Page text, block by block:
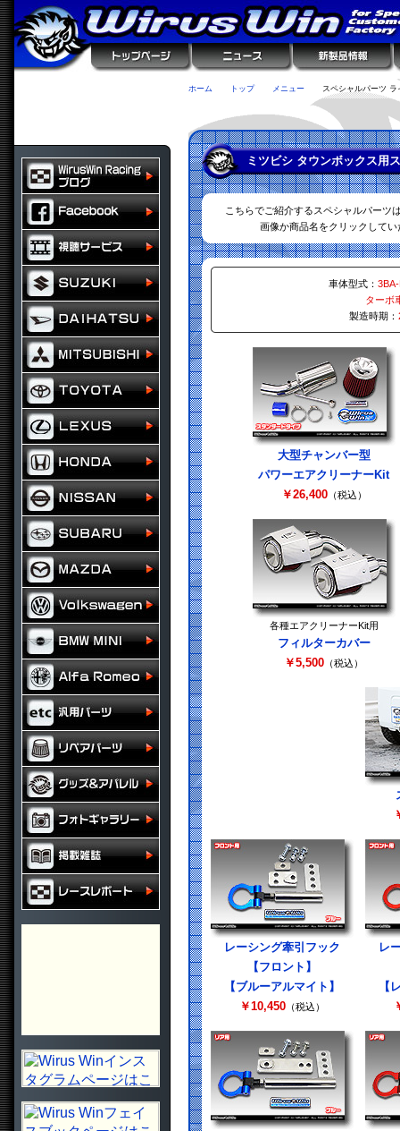
ホーム トップ メニュー スペシャルパーツ ラ
ミツビシ タウンボックス用
こちらでご紹介するスペシャルパーツ
画像か商品名をクリックして
車体型式：
ターボ
製造時期：
大型チャンバー型
パワーエアクリーナーKit
￥26,400（税込）
各種エアクリーナーKit用
フィルターカバー
￥5,500 （税込）
レーシング牽引フック
【フロント】
【ブルーアルマイト】
￥10,450 （税込）
レ
【